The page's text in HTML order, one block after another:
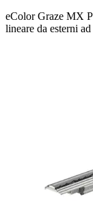
eColor Graze MX
lineare da esterni